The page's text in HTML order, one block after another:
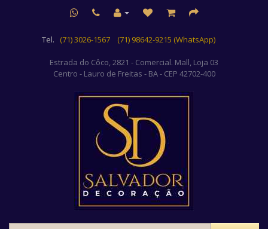
Tel. (71) 3026-1567 (71) 98642-9215 (WhatsApp)
Estrada do Côco, 2821 - Comercial. Mall, Loja 03
Centro - Lauro de Freitas - BA - CEP 42702-400